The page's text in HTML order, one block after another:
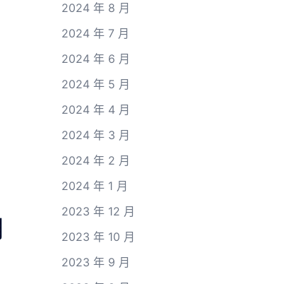
2024 年 8 月
2024 年 7 月
2024 年 6 月
2024 年 5 月
2024 年 4 月
2024 年 3 月
2024 年 2 月
2024 年 1 月
2023 年 12 月
2023 年 10 月
2023 年 9 月